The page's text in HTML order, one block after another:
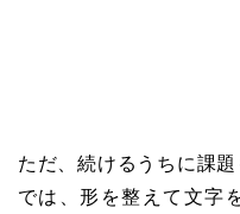
ただ、続けるうちに課
では、形を整えて文字